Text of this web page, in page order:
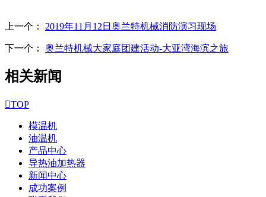
上一个： 2019年11月12日奥兰特机械消防演习现场
下一个： 奥兰特机械大家庭团建活动-大亚湾海滨之旅
相关新闻
TOP
模温机
油温机
产品中心
导热油加热器
新闻中心
成功案例